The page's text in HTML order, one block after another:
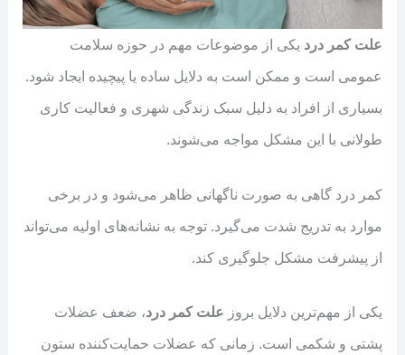
علت کمر درد یکی از موضوعات مهم در حوزه سلامت
عمومی است و ممکن است به دلایل ساده یا پیچیده ایجاد شود.
بسیاری از افراد به دلیل سبک زندگی شهری و فعالیت کاری
طولانی با این مشکل مواجه می‌شوند.
کمر درد گاهی به صورت ناگهانی ظاهر می‌شود و در برخی
موارد به تدریج شدت می‌گیرد. توجه به نشانه‌های اولیه می‌تواند
از پیشرفت مشکل جلوگیری کند.
یکی از مهم‌ترین دلایل بروز علت کمر درد، ضعف عضلات
پشتی و شکمی است. زمانی که عضلات حمایت‌کننده ستون